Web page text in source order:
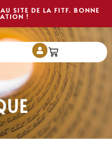
SITE DE LA FITF. BONNE
!